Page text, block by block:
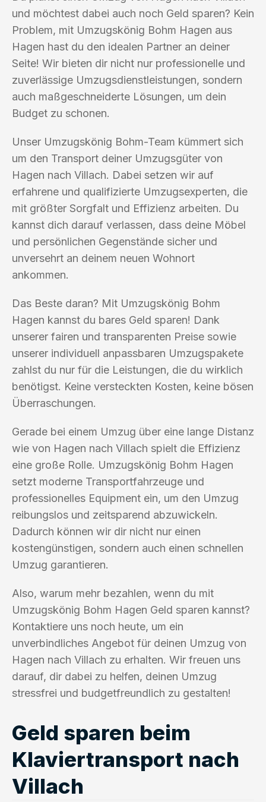
und möchtest dabei auch noch Geld sparen? Kein
Problem, mit Umzugskönig Bohm Hagen aus
Hagen hast du den idealen Partner an deiner
Seite! Wir bieten dir nicht nur professionelle und
zuverlässige Umzugsdienstleistungen, sondern
auch maßgeschneiderte Lösungen, um dein
Budget zu schonen.
Unser Umzugskönig Bohm-Team kümmert sich
um den Transport deiner Umzugsgüter von
Hagen nach Villach. Dabei setzen wir auf
erfahrene und qualifizierte Umzugsexperten, die
mit größter Sorgfalt und Effizienz arbeiten. Du
kannst dich darauf verlassen, dass deine Möbel
und persönlichen Gegenstände sicher und
unversehrt an deinem neuen Wohnort
ankommen.
Das Beste daran? Mit Umzugskönig Bohm
Hagen kannst du bares Geld sparen! Dank
unserer fairen und transparenten Preise sowie
unserer individuell anpassbaren Umzugspakete
zahlst du nur für die Leistungen, die du wirklich
benötigst. Keine versteckten Kosten, keine bösen
Überraschungen.
Gerade bei einem Umzug über eine lange Distanz
wie von Hagen nach Villach spielt die Effizienz
eine große Rolle. Umzugskönig Bohm Hagen
setzt moderne Transportfahrzeuge und
professionelles Equipment ein, um den Umzug
reibungslos und zeitsparend abzuwickeln.
Dadurch können wir dir nicht nur einen
kostengünstigen, sondern auch einen schnellen
Umzug garantieren.
Also, warum mehr bezahlen, wenn du mit
Umzugskönig Bohm Hagen Geld sparen kannst?
Kontaktiere uns noch heute, um ein
unverbindliches Angebot für deinen Umzug von
Hagen nach Villach zu erhalten. Wir freuen uns
darauf, dir dabei zu helfen, deinen Umzug
stressfrei und budgetfreundlich zu gestalten!
Geld sparen beim
Klaviertransport nach
Villach